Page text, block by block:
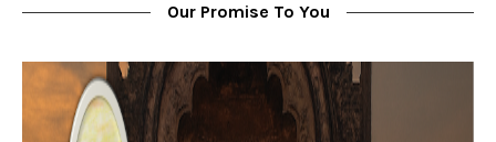
Our Promise To You